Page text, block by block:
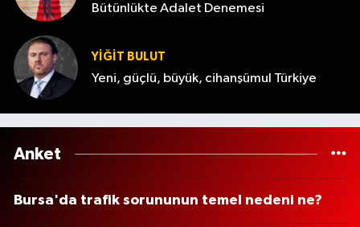
Bütünlükte Adalet Denemesi
YİĞİT BULUT
Yeni, güçlü, büyük, cihanşümul Türkiye
Anket
Bursa'da trafik sorununun temel nedeni ne?